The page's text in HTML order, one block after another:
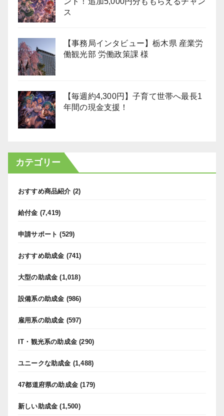
ス
【事務局インタビュー】栃木県 産業労
働観光部 労働政策課 様
【毎週約4,300円】子育て世帯へ最長1
年間の現金支援！
カテゴリー
おすすめ商品紹介 (2)
給付金 (7,419)
申請サポート (529)
おすすめ助成金 (741)
大型の助成金 (1,018)
設備系の助成金 (986)
雇用系の助成金 (597)
IT・観光系の助成金 (290)
ユニークな助成金 (1,488)
47都道府県の助成金 (179)
新しい助成金 (1,500)